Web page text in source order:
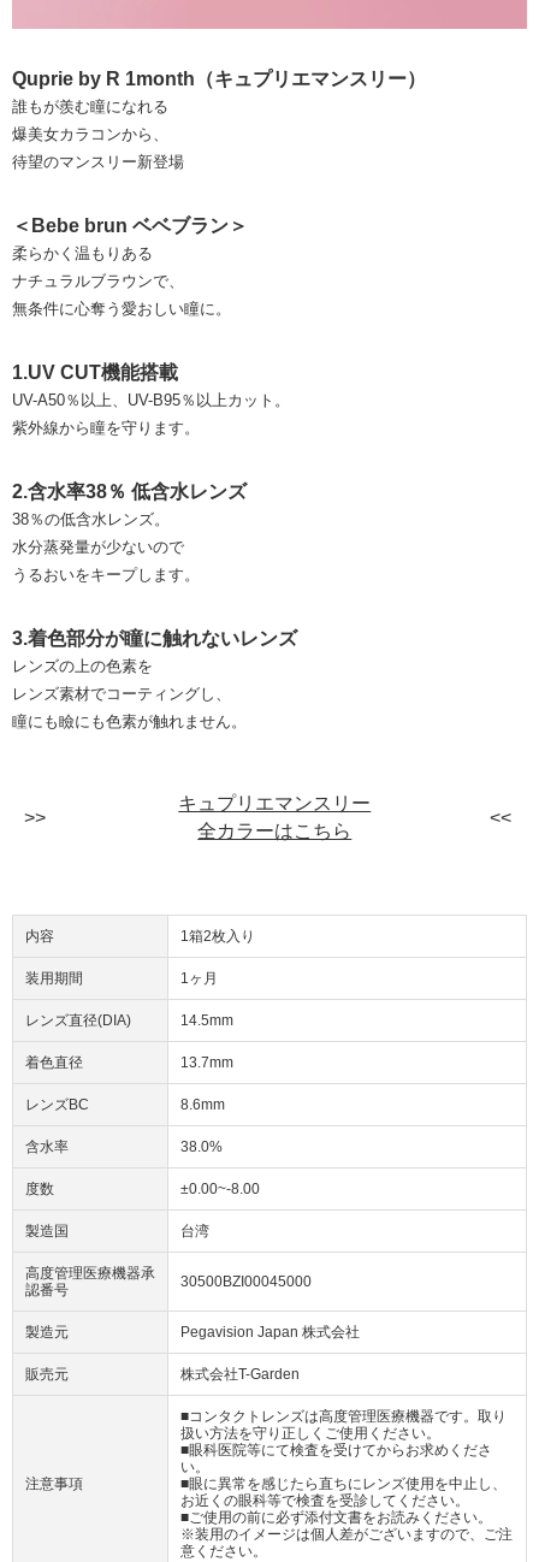
Quprie by R 1month（キュプリエマンスリー）
誰もが羨む瞳になれる
爆美女カラコンから、
待望のマンスリー新登場
＜Bebe brun ベベブラン＞
柔らかく温もりある
ナチュラルブラウンで、
無条件に心奪う愛おしい瞳に。
1.UV CUT機能搭載
UV-A50％以上、UV-B95％以上カット。
紫外線から瞳を守ります。
2.含水率38％ 低含水レンズ
38％の低含水レンズ。
水分蒸発量が少ないので
うるおいをキープします。
3.着色部分が瞳に触れないレンズ
レンズの上の色素を
レンズ素材でコーティングし、
瞳にも瞼にも色素が触れません。
キュプリエマンスリー
全カラーはこちら
内容 1箱2枚入り
装用期間 1ヶ月
レンズ直径(DIA) 14.5mm
着色直径 13.7mm
レンズBC 8.6mm
含水率 38.0%
度数 ±0.00~-8.00
製造国 台湾
高度管理医療機器承
認番号
30500BZI00045000
製造元 Pegavision Japan 株式会社
販売元 株式会社T-Garden
注意事項
■コンタクトレンズは高度管理医療機器です。取り
扱い方法を守り正しくご使用ください。
■眼科医院等にて検査を受けてからお求めくださ
い。
■眼に異常を感じたら直ちにレンズ使用を中止し、
お近くの眼科等で検査を受診してください。
■ご使用の前に必ず添付文書をお読みください。
※装用のイメージは個人差がございますので、ご注
意ください。